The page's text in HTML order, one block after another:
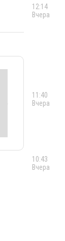
12:14
Вчера
11:40
Вчера
10:43
Вчера